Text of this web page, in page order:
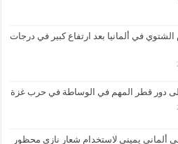
في ألمانيا بعد ارتفاع كبير في درجات
على دور قطر المهم في الوساطة في حرب غزة
ألماني يميني لاستخدام شعار نازي محظور